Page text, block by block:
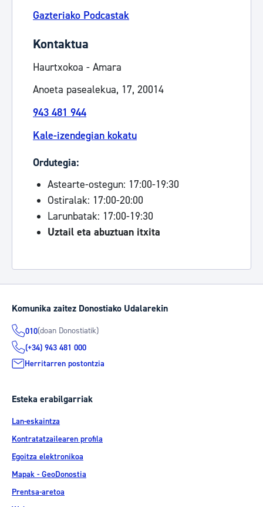
Gazteriako Podcastak
Kontaktua
Haurtxokoa - Amara
Anoeta pasealekua, 17, 20014
943 481 944
Kale-izendegian kokatu
Ordutegia:
Astearte-ostegun: 17:00-19:30
Ostiralak: 17:00-20:00
Larunbatak: 17:00-19:30
Uztail eta abuztuan itxita
Komunika zaitez Donostiako Udalarekin
010(doan Donostiatik)
(+34) 943 481 000
Herritarren postontzia
Esteka erabilgarriak
Lan-eskaintza
Kontratatzailearen profila
Egoitza elektronikoa
Mapak - GeoDonostia
Prentsa-aretoa